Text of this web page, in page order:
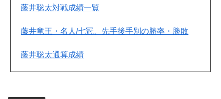
藤井聡太対戦成績一覧
藤井竜王・名人/七冠、先手後手別の勝率・勝敗
藤井聡太通算成績